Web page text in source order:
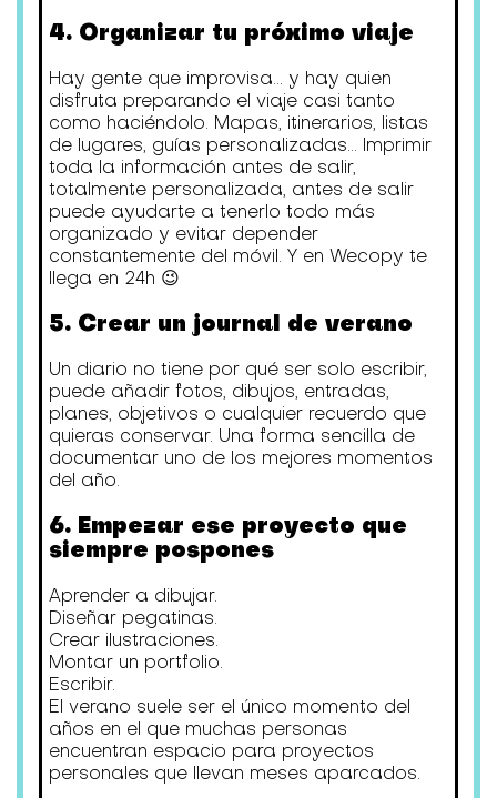
4. Organizar tu próximo viaje
Hay gente que improvisa... y hay quien
disfruta preparando el viaje casi tanto
como haciéndolo. Mapas, itinerarios, listas
de lugares, guías personalizadas... Imprimir
toda la información antes de salir,
totalmente personalizada, antes de salir
puede ayudarte a tenerlo todo más
organizado y evitar depender
constantemente del móvil. Y en Wecopy te
llega en 24h 😉
5. Crear un journal de verano
Un diario no tiene por qué ser solo escribir,
puede añadir fotos, dibujos, entradas,
planes, objetivos o cualquier recuerdo que
quieras conservar. Una forma sencilla de
documentar uno de los mejores momentos
del año.
6. Empezar ese proyecto que
siempre pospones
Aprender a dibujar.
Diseñar pegatinas.
Crear ilustraciones.
Montar un portfolio.
Escribir.
El verano suele ser el único momento del
años en el que muchas personas
encuentran espacio para proyectos
personales que llevan meses aparcados.